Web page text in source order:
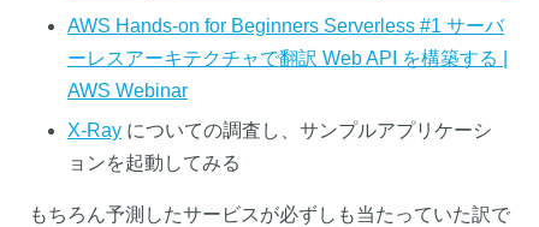
AWS Hands-on for Beginners Serverless #1 サーバ
ーレスアーキテクチャで翻訳 Web API を構築する |
AWS Webinar
X-Ray についての調査し、サンプルアプリケーシ
ョンを起動してみる
もちろん予測したサービスが必ずしも当たっていた訳で